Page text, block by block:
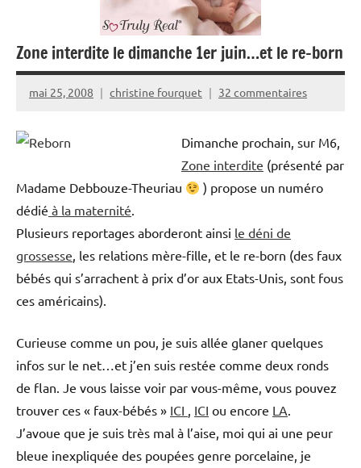
Zone interdite le dimanche 1er juin…et le re-born
mai 25, 2008 christine fourquet 32 commentaires
Dimanche prochain, sur M6,
Zone interdite (présenté par
Madame Debbouze-Theuriau
) propose un numéro
dédié à la maternité
Plusieurs reportages aborderont ainsi le déni de
grossesse , les relations mère-fille, et le re-born (des faux
bébés qui s’arrachent à prix d’or aux Etats-Unis, sont fous
ces américains).
Curieuse comme un pou, je suis allée glaner quelques
infos sur le net…et j’en suis restée comme deux ronds
de flan. Je vous laisse voir par vous-même, vous pouvez
trouver ces « faux-bébés » ICI ICI ou encore LA
J’avoue que je suis très mal à l’aise, moi qui ai une peur
bleue inexpliquée des poupées genre porcelaine, je